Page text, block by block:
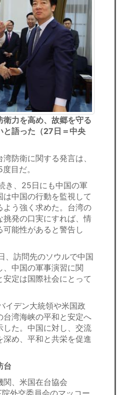
力を高め、故郷を守る
と語った（27日＝中央
防衛に関する発言は、
目だ。
き、25日にも中国の軍
中国の行動を監視して
よう強く求めた。台湾の
挑発の口実にすれば、情
能性があると警告し
訪問先のソウルで中国
中国の軍事演習に関
安定は国際社会にとって
デン大統領や米国政
台湾海峡の平和と安定へ
した。中国に対し、交流
深め、平和と共栄を促進
台
、米国在台協会